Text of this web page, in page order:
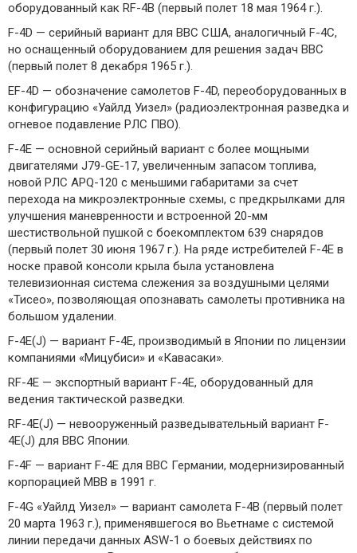
оборудованный как RF-4B (первый полет 18 мая 1964 г.).
F-4D — серийный вариант для ВВС США, аналогичный F-4C,
но оснащенный оборудованием для решения задач ВВС
(первый полет 8 декабря 1965 г.).
EF-4D — обозначение самолетов F-4D, переоборудованных в
конфигурацию «Уайлд Уизел» (радиоэлектронная разведка и
огневое подавление РЛС ПВО).
F-4E — основной серийный вариант с более мощными
двигателями J79-GE-17, увеличенным запасом топлива,
новой РЛС APQ-120 с меньшими габаритами за счет
перехода на микроэлектронные схемы, с предкрылками для
улучшения маневренности и встроенной 20-мм
шестиствольной пушкой с боекомплектом 639 снарядов
(первый полет 30 июня 1967 г.). На ряде истребителей F-4E в
носке правой консоли крыла была установлена
телевизионная система слежения за воздушными целями
«Тисео», позволяющая опознавать самолеты противника на
большом удалении.
F-4E(J) — вариант F-4E, производимый в Японии по лицензии
компаниями «Мицубиси» и «Кавасаки».
RF-4E — экспортный вариант F-4E, оборудованный для
ведения тактической разведки.
RF-4E(J) — невооруженный разведывательный вариант F-
4E(J) для ВВС Японии.
F-4F — вариант F-4E для ВВС Германии, модернизированный
корпорацией МВВ в 1991 г.
F-4G «Уайлд Уизел» — вариант самолета F-4B (первый полет
20 марта 1963 г.), применявшегося во Вьетнаме с системой
линии передачи данных ASW-1 о боевых действиях по